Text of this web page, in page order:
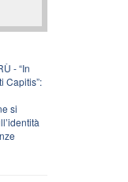
- “In
Capitis”:
si